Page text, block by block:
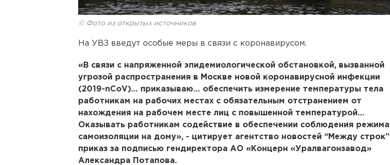
© Фото из открытых источников
На УВЗ введут особые меры в связи с коронавирусом.
«В связи с напряженной эпидемиологической обстановкой, вызванной
угрозой распространения в Москве новой коронавирусной инфекции
(2019-nCoV)… приказываю… обеспечить измерение температуры тела
работникам на рабочих местах с обязательным отстранением от
нахождения на рабочем месте лиц с повышенной температурой…
Оказывать работникам содействие в обеспечении соблюдения режима
самоизоляции на дому», - цитирует агентство новостей “Между строк”
приказ за подписью гендиректора АО «Концерн «Уралвагонзавод»
Александра Потапова.